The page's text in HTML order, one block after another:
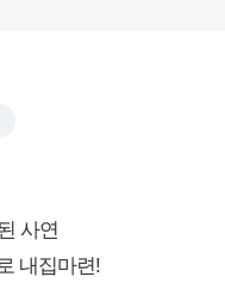
사연
내집마련!